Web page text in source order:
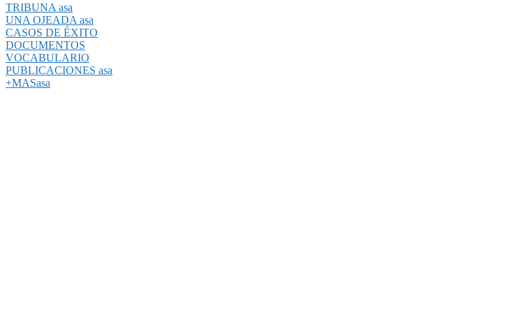
TRIBUNA asa
UNA OJEADA asa
CASOS DE ÉXITO
DOCUMENTOS
VOCABULARIO
PUBLICACIONES asa
+MASasa